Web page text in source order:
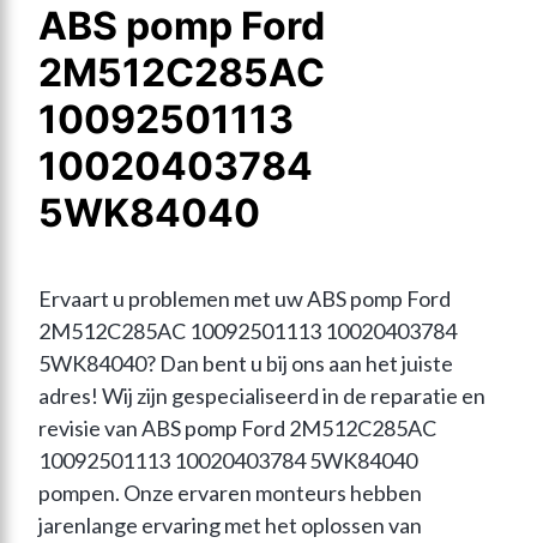
ABS pomp Ford
2M512C285AC
10092501113
10020403784
5WK84040
Ervaart u problemen met uw ABS pomp Ford
2M512C285AC 10092501113 10020403784
5WK84040? Dan bent u bij ons aan het juiste
adres! Wij zijn gespecialiseerd in de reparatie en
revisie van ABS pomp Ford 2M512C285AC
10092501113 10020403784 5WK84040
pompen. Onze ervaren monteurs hebben
jarenlange ervaring met het oplossen van